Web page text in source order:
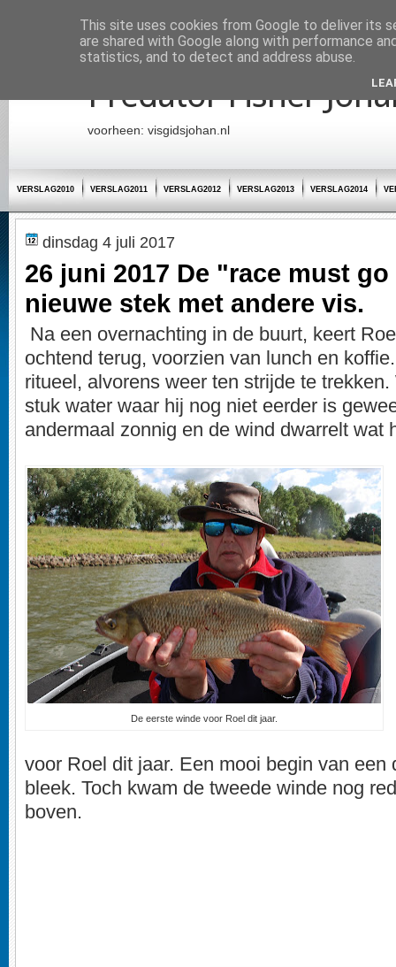
Startpagina
Predator Fisher
voorheen: visgidsjohan.nl
VERSLAG2010 VERSLAG2011 VERSLAG2012 VERSLAG2013 VERSLAG2014
dinsdag 4 juli 2017
26 juni 2017 De "race must
nieuwe stek met andere vis.
Na een overnachting in de buurt, keert
ochtend terug, voorzien van lunch en
ritueel, alvorens weer ten strijde te
stuk water waar hij nog niet eerder is
andermaal zonnig en de wind dwarrelt wat
De eerste winde voor Roel dit jaar.
voor Roel dit jaar. Een mooi begin van een
bleek. Toch kwam de tweede winde nog
boven.
This site uses cookies from Google to deliver its
are shared with Google along with performance
statistics, and to detect and address abuse.